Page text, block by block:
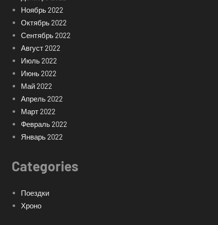
Ноябрь 2022
Октябрь 2022
Сентябрь 2022
Август 2022
Июль 2022
Июнь 2022
Май 2022
Апрель 2022
Март 2022
Февраль 2022
Январь 2022
Categories
Поездки
Хроно